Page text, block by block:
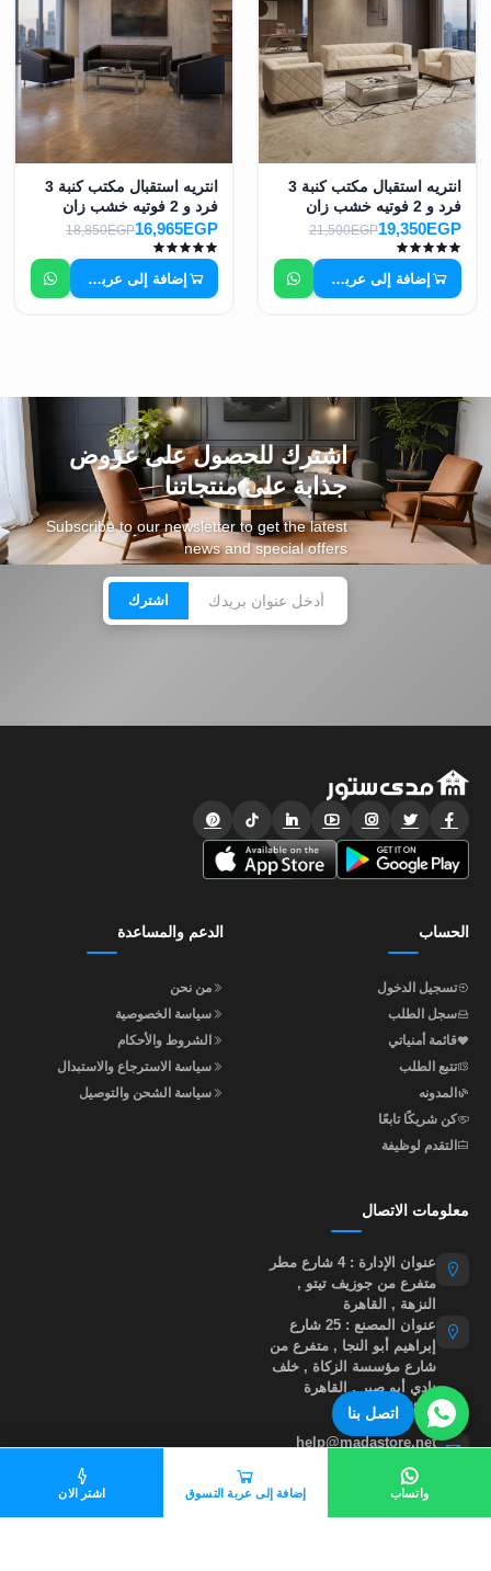
اتصل بنا
واتساب إضافة إلى عربة التسوق اشتر الان
انتريه استقبال مكتب كنبة 3
فرد و 2 فوتيه خشب زان
احمر MS-7816
19,350EGP
21,500EGP
إضافة إلى عربة التسوق
انتريه استقبال مكتب كنبة 3
فرد و 2 فوتيه خشب زان
احمر MS-7817
16,965EGP
18,850EGP
إضافة إلى عربة التسوق
اشترك للحصول على عروض
جذابة على منتجاتنا
Subscribe to our newsletter to get the latest
news and special offers
اشترك
الحساب
تسجيل الدخول
سجل الطلب
قائمة أمنياتي
تتبع الطلب
المدونه
كن شريكًا تابعًا
التقدم لوظيفة
الدعم والمساعدة
من نحن
سياسة الخصوصية
الشروط والأحكام
سياسة الاسترجاع والاستبدال
سياسة الشحن والتوصيل
معلومات الاتصال
عنوان الإدارة : 4 شارع مطر
متفرع من جوزيف تيتو ,
النزهة , القاهرة
عنوان المصنع : 25 شارع
إبراهيم أبو النجا , متفرع من
شارع مؤسسة الزكاة , خلف
نادي أبو صير , القاهرة
01015535855
help@madastore.net